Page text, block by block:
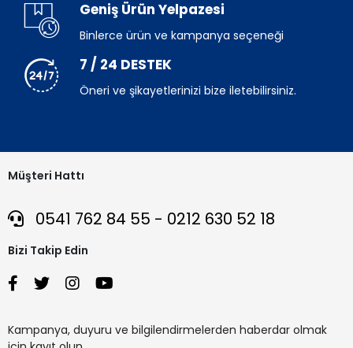
Geniş Ürün Yelpazesi
Binlerce ürün ve kampanya seçeneği
7 / 24 DESTEK
Öneri ve şikayetlerinizi bize iletebilirsiniz.
Müşteri Hattı
0541 762 84 55 - 0212 630 52 18
Bizi Takip Edin
Kampanya, duyuru ve bilgilendirmelerden haberdar olmak